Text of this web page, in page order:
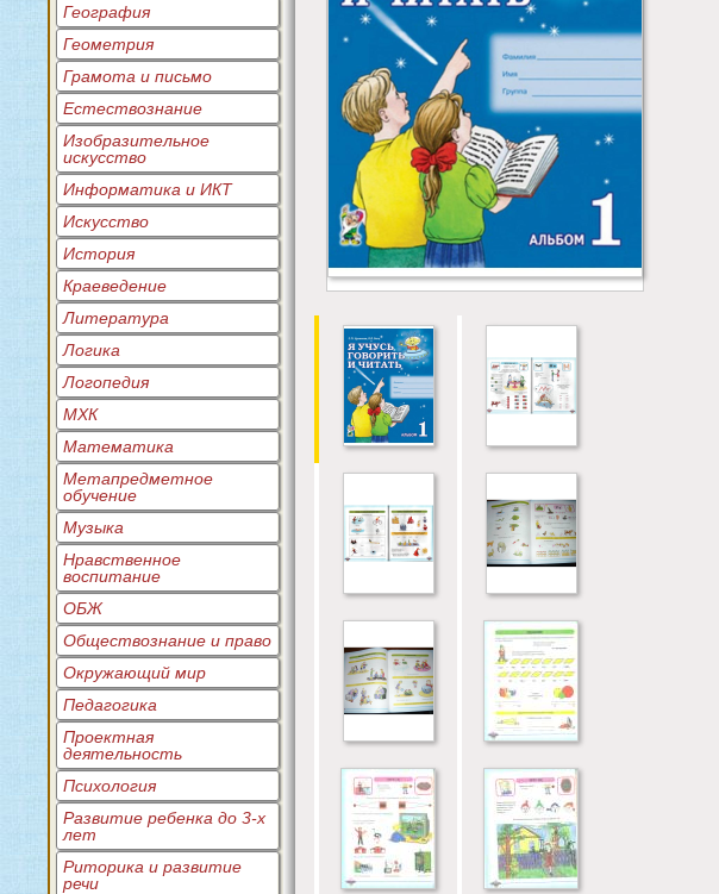
География
Геометрия
Грамота и письмо
Естествознание
Изобразительное
искусство
Информатика и ИКТ
Искусство
История
Краеведение
Литература
Логика
Логопедия
МХК
Математика
Метапредметное
обучение
Музыка
Нравственное
воспитание
ОБЖ
Обществознание и право
Окружающий мир
Педагогика
Проектная
деятельность
Психология
Развитие ребенка до 3-х
лет
Риторика и развитие
речи